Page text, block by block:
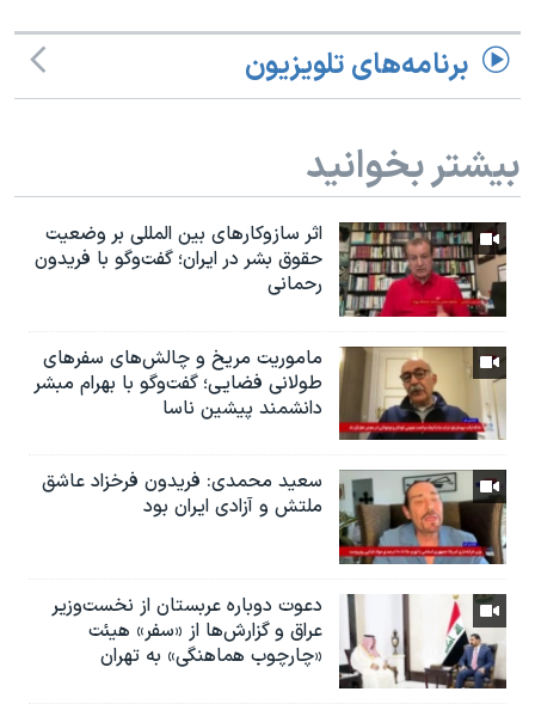
برنامه‌های تلویزیون
بیشتر بخوانید
اثر ساز‌و‌کارهای بین المللی بر وضعیت
حقوق بشر در ایران؛ گفت‌وگو با فریدون
رحمانی
ماموریت مریخ و چالش‌های سفرهای
طولانی فضایی؛ گفت‌وگو با بهرام مبشر
دانشمند پیشین ناسا
سعید محمدی: فریدون فرخزاد عاشق
ملتش و آزادی ایران بود
دعوت دوباره عربستان از نخست‌وزیر
عراق و گزارش‌ها از «سفر» هیئت
«چارچوب هماهنگی» به تهران